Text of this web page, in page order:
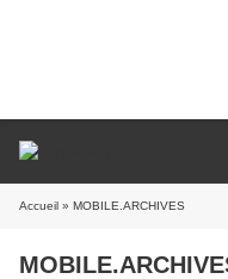
Accueil » MOBILE.ARCHIVES